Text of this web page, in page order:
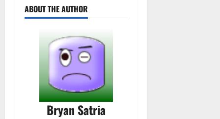
ABOUT THE AUTHOR
Bryan Satria